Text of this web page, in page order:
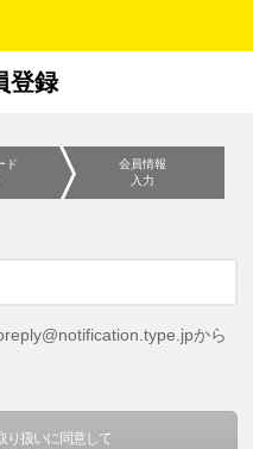
登録
ド
会員情報
入力
から
り扱いに同意して